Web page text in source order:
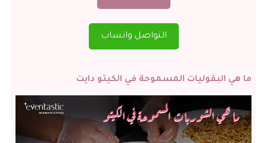
التواصل واتساب
ما هي البقوليات المسموحة في الكيتو دايت